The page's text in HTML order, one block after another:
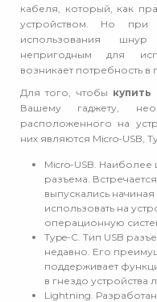
кабеля, который, как
устройством. Но при
использования
непригодным для
возникает потребность
Для того, чтобы купить
Вашему гаджету,
расположенного на
них являются Micro-USB,
Micro-USB.
разъема.
выпускались
использовать на
операционную
Type-C. Тип USB
недавно. Его
поддерживает
в гнездо устройства
Lightning.